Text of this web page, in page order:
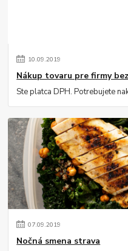
10.09.2019
Nákup tovaru pre firmy
Ste platca DPH. Potrebujete
07.09.2019
Nočná smena strava